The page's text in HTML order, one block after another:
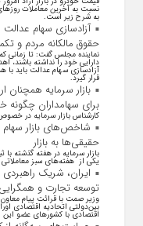
نسبت به آخرین معاملات
به شرح زیر است.
آزادسازی سهام
حقوق مالکانه مردم و
نماینده مجلس گفت: تا زمانی
دارایی خود را نداشته
آزادسازی سهام عدالت باید با
قرار گیرد.
بازار سرمایه همچنان
برای سهامداران چگونه
کارشناس بازار سرمایه در
شاخص‌های بازار سهام
حقیقی‌ها به بازار
بازار سرمایه در هفته گذشته
یکی از هفته‌های سبز
ایران، شریک راهبردی
توسعه تجارت و
وزیر صمت با قرائت پیام
بین‌دولتی اتحادیه اقتصادی
اقتصادی با کشورهای عضو این